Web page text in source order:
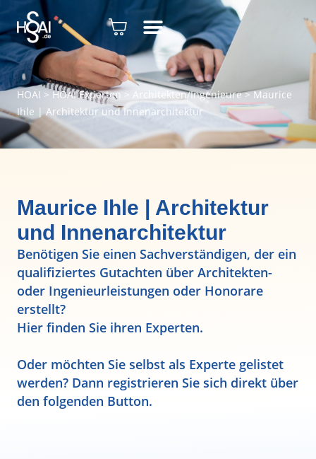
HOAI > HOAI Experten> Architekten/Ingenieure>Maurice
Ihle | Architektur und Innenarchitektur
Maurice Ihle | Architektur
und Innenarchitektur
Benötigen Sie einen Sachverständigen, der ein
qualifiziertes Gutachten über Architekten-
oder Ingenieurleistungen oder Honorare
erstellt?
Hier finden Sie ihren Experten.
Oder möchten Sie selbst als Experte gelistet
werden? Dann registrieren Sie sich direkt über
den folgenden Button.